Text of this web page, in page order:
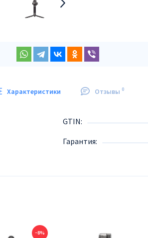
Характеристики Отзывы 0
GTIN
Гарантия
−8%